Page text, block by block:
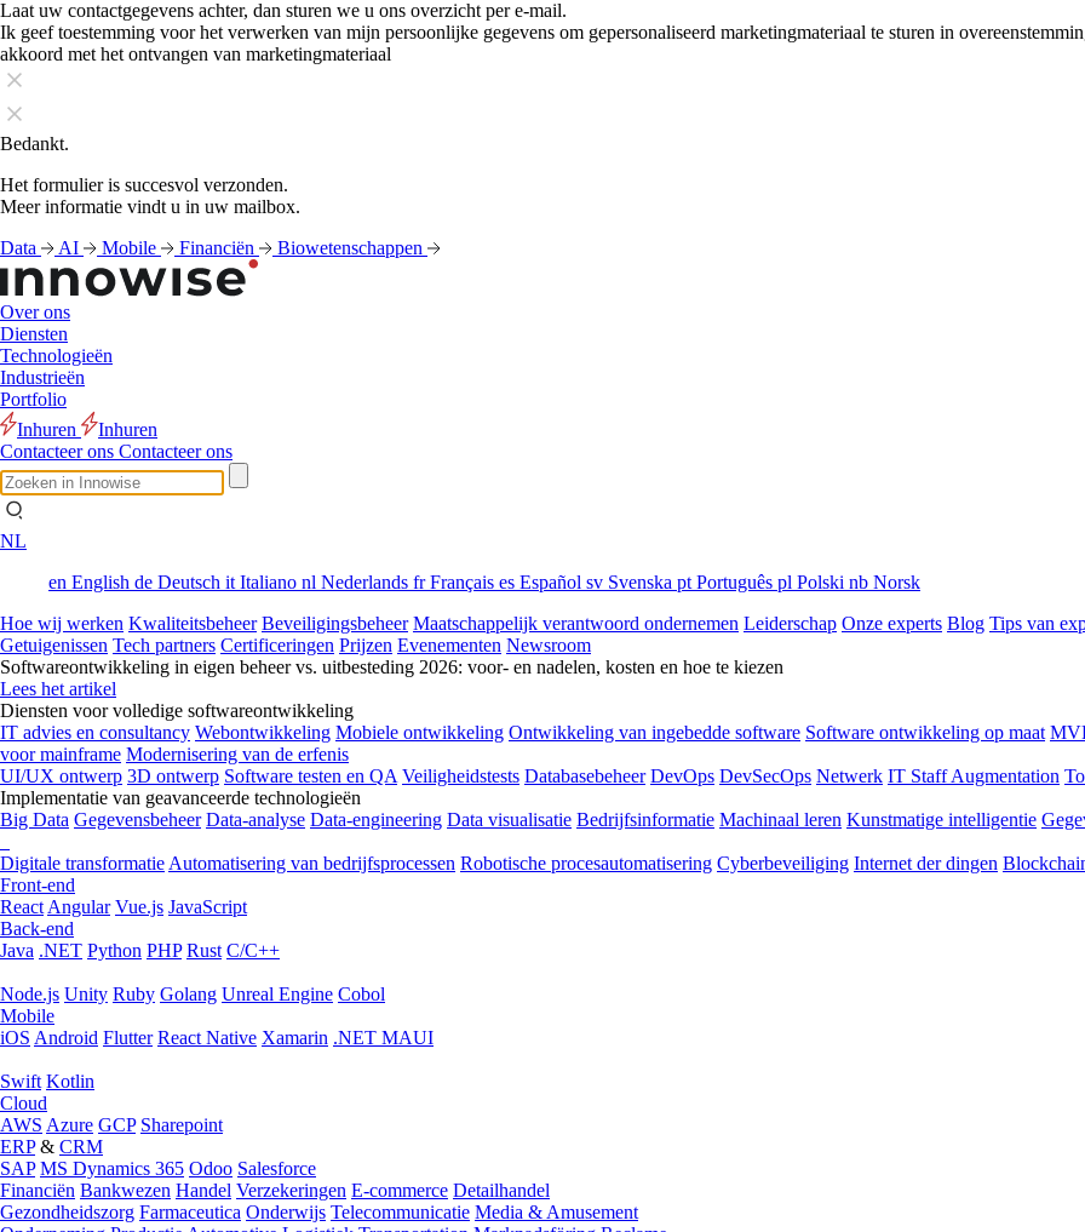
Laat uw contactgegevens achter, dan sturen we u ons overzicht per e-mail.
Ik geef toestemming voor het verwerken van mijn persoonlijke gegevens om gepersonaliseerd marketingmateriaal te sturen in
akkoord met het ontvangen van marketingmateriaal
Bedankt.
Het formulier is succesvol verzonden.
Meer informatie vindt u in uw mailbox.
Data
AI Mobile Financiën Biowetenschappen
Over ons
Diensten
Technologieën
Industrieën
Portfolio
Inhuren
Inhuren
Contacteer ons Contacteer ons
NL
en English de Deutsch it Italiano nl Nederlands frFrançais es Español sv Svenska pt Português pl Polski nb Norsk
Hoe wij werken Kwaliteitsbeheer Beveiligingsbeheer Maatschappelijk verantwoord ondernemen Leiderschap Onze experts Blog Tips van
Getuigenissen Tech partners Certificeringen Prijzen Evenementen Newsroom
Softwareontwikkeling in eigen beheer vs. uitbesteding 2026: voor- en nadelen, kosten en hoe te kiezen
Lees het artikel
Diensten voor volledige softwareontwikkeling
IT advies en consultancy Webontwikkeling Mobiele ontwikkeling Ontwikkeling van ingebedde software Software ontwikkeling op maat
voor mainframe Modernisering van de erfenis
UI/UX ontwerp 3D ontwerp Software testen en QA Veiligheidstests Databasebeheer DevOps DevSecOps Netwerk IT Staff Augmentation
Implementatie van geavanceerde technologieën
Big Data Gegevensbeheer Data-analyse Data-engineering Data visualisatie Bedrijfsinformatie Machinaal leren Kunstmatige intelligentie
Digitale transformatie Automatisering van bedrijfsprocessen Robotische procesautomatisering Cyberbeveiliging Internet der dingen
Front-end
React Angular Vue.js JavaScript
Back-end
Java .NET Python PHP Rust C/C++
Node.js Unity Ruby Golang Unreal Engine Cobol
Mobile
iOS Android Flutter React Native Xamarin .NET MAUI
Swift Kotlin
Cloud
AWS Azure GCP Sharepoint
ERP& CRM
SAP MS Dynamics 365 Odoo Salesforce
Financiën Bankwezen Handel Verzekeringen E-commerce Detailhandel
Gezondheidszorg Farmaceutica Onderwijs Telecommunicatie Media & Amusement